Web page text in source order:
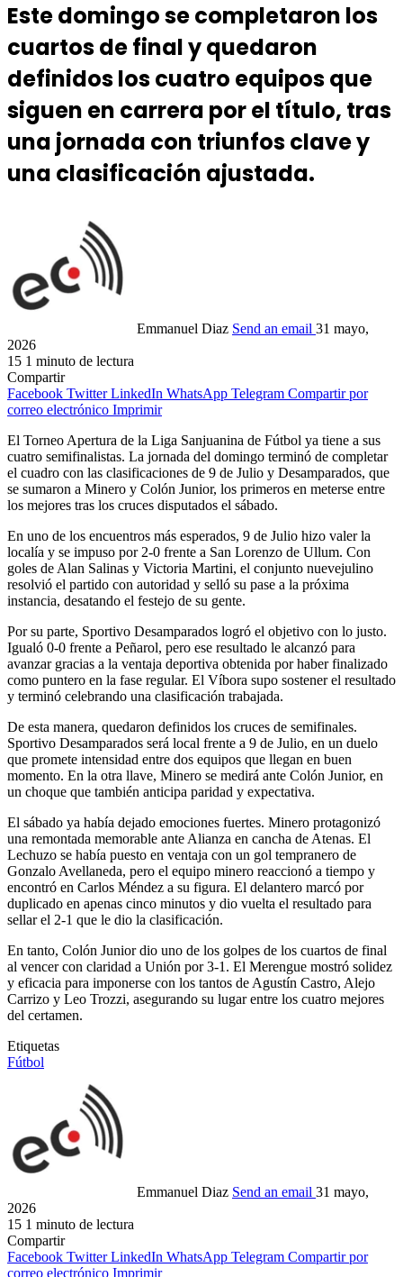
Este domingo se completaron los
cuartos de final y quedaron
definidos los cuatro equipos que
siguen en carrera por el título, tras
una jornada con triunfos clave y
una clasificación ajustada.
Emmanuel Diaz Send an email 31 mayo,
2026
15 1 minuto de lectura
Compartir
Facebook Twitter LinkedIn WhatsApp Telegram Compartir por
correo electrónico Imprimir
El Torneo Apertura de la Liga Sanjuanina de Fútbol ya tiene a sus
cuatro semifinalistas. La jornada del domingo terminó de completar
el cuadro con las clasificaciones de 9 de Julio y Desamparados, que
se sumaron a Minero y Colón Junior, los primeros en meterse entre
los mejores tras los cruces disputados el sábado.
En uno de los encuentros más esperados, 9 de Julio hizo valer la
localía y se impuso por 2-0 frente a San Lorenzo de Ullum. Con
goles de Alan Salinas y Victoria Martini, el conjunto nuevejulino
resolvió el partido con autoridad y selló su pase a la próxima
instancia, desatando el festejo de su gente.
Por su parte, Sportivo Desamparados logró el objetivo con lo justo.
Igualó 0-0 frente a Peñarol, pero ese resultado le alcanzó para
avanzar gracias a la ventaja deportiva obtenida por haber finalizado
como puntero en la fase regular. El Víbora supo sostener el resultado
y terminó celebrando una clasificación trabajada.
De esta manera, quedaron definidos los cruces de semifinales.
Sportivo Desamparados será local frente a 9 de Julio, en un duelo
que promete intensidad entre dos equipos que llegan en buen
momento. En la otra llave, Minero se medirá ante Colón Junior, en
un choque que también anticipa paridad y expectativa.
El sábado ya había dejado emociones fuertes. Minero protagonizó
una remontada memorable ante Alianza en cancha de Atenas. El
Lechuzo se había puesto en ventaja con un gol tempranero de
Gonzalo Avellaneda, pero el equipo minero reaccionó a tiempo y
encontró en Carlos Méndez a su figura. El delantero marcó por
duplicado en apenas cinco minutos y dio vuelta el resultado para
sellar el 2-1 que le dio la clasificación.
En tanto, Colón Junior dio uno de los golpes de los cuartos de final
al vencer con claridad a Unión por 3-1. El Merengue mostró solidez
y eficacia para imponerse con los tantos de Agustín Castro, Alejo
Carrizo y Leo Trozzi, asegurando su lugar entre los cuatro mejores
del certamen.
Etiquetas
Fútbol
Emmanuel Diaz Send an email 31 mayo,
2026
15 1 minuto de lectura
Compartir
Facebook Twitter LinkedIn WhatsApp Telegram Compartir por
correo electrónico Imprimir